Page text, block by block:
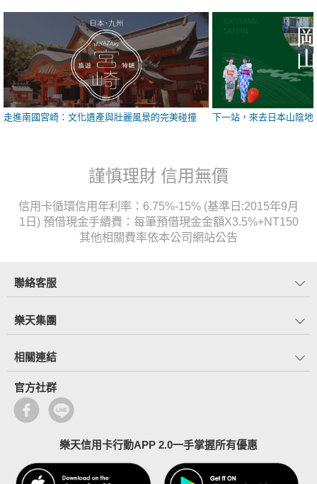
走進南國宮崎：文化遺產與壯麗風景的完美碰撞 下一站，來去日本山陰地
謹慎理財 信用無價
信用卡循環信用年利率：6.75%-15% (基準日:2015年9月
1日) 預借現金手續費：每筆預借現金金額X3.5%+NT150
其他相關費率依本公司網站公告
聯絡客服
樂天集團
相關連結
官方社群
樂天信用卡行動APP 2.0一手掌握所有優惠